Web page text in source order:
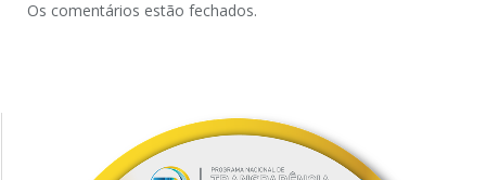
Os comentários estão fechados.